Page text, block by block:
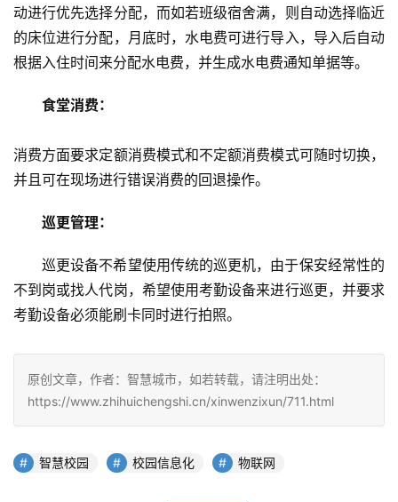
动进行优先选择分配，而如若班级宿舍满，则自动选择临近
的床位进行分配，月底时，水电费可进行导入，导入后自动
根据入住时间来分配水电费，并生成水电费通知单据等。
食堂消费：
消费方面要求定额消费模式和不定额消费模式可随时切换，
并且可在现场进行错误消费的回退操作。
巡更管理：
巡更设备不希望使用传统的巡更机，由于保安经常性的
不到岗或找人代岗，希望使用考勤设备来进行巡更，并要求
考勤设备必须能刷卡同时进行拍照。
原创文章，作者：智慧城市，如若转载，请注明出处：
https://www.zhihuichengshi.cn/xinwenzixun/711.html
智慧校园 校园信息化 物联网